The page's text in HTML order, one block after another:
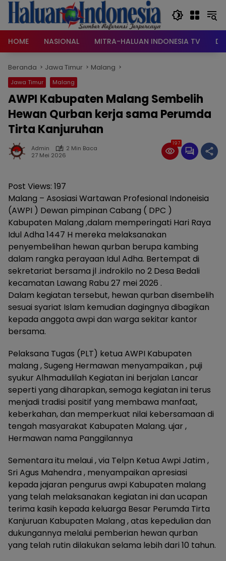
Langsung
konten
HOME
NASIONAL MITRA-HALUAN INDONESIA TV
Beranda Jawa Timur Malang
Jawa Timur Malang
AWPI Kabupaten Malang Sembelih
Hewan Qurban kerja sama Perumda
Tirta Kanjuruhan
Admin
2 Min Baca
27 Mei 2026
197
Post Views: 197
Malang – Asosiasi Wartawan Profesional Indoneisia
(AWPI ) Dewan pimpinan Cabang ( DPC )
Kabupaten Malang ,dalam memperingati Hari Raya
Idul Adha 1447 H mereka melaksanakan
penyembelihan hewan qurban berupa kambing
dalam rangka perayaan Idul Adha. Bertempat di
sekretariat bersama jl .indrokilo no 2 Desa Bedali
kecamatan Lawang Rabu 27 mei 2026 .
Dalam kegiatan tersebut, hewan qurban disembelih
sesuai syariat Islam kemudian dagingnya dibagikan
kepada anggota awpi dan warga sekitar kantor
bersama.
Pelaksana Tugas (PLT) ketua AWPI Kabupaten
malang , Sugeng Hermawan menyampaikan , puji
syukur Alhmadulilah Kegiatan ini berjalan Lancar
seperti yang diharapkan, semoga kegiatan ini terus
menjadi tradisi positif yang membawa manfaat,
keberkahan, dan memperkuat nilai kebersamaan di
tengah masyarakat Kabupaten Malang. ujar ,
Hermawan nama Panggilannya
Sementara itu melaui , via Telpn Ketua Awpi Jatim ,
Sri Agus Mahendra , menyampaikan apresiasi
kepada jajaran pengurus awpi Kabupaten malang
yang telah melaksanakan kegiatan ini dan ucapan
terima kasih kepada keluarga Besar Perumda Tirta
Kanjuruan Kabupaten Malang , atas kepedulian dan
dukungannya melalui pemberian hewan qurban
yang telah rutin dilakukan selama lebih dari 10 tahun.